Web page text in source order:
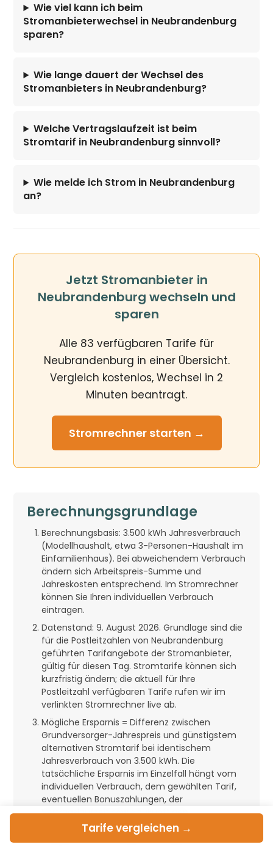
Wie viel kann ich beim
Stromanbieterwechsel in Neubrandenburg
sparen?
Wie lange dauert der Wechsel des
Stromanbieters in Neubrandenburg?
Welche Vertragslaufzeit ist beim
Stromtarif in Neubrandenburg sinnvoll?
Wie melde ich Strom in Neubrandenburg
an?
Jetzt Stromanbieter in
Neubrandenburg wechseln und
sparen
Alle 83 verfügbaren Tarife für
Neubrandenburg in einer Übersicht.
Vergleich kostenlos, Wechsel in 2
Minuten beantragt.
Stromrechnerstarten →
Berechnungsgrundlage
Berechnungsbasis: 3.500 kWh Jahresverbrauch
(Modellhaushalt, etwa 3-Personen-Haushalt im
Einfamilienhaus). Bei abweichendem Verbrauch
ändern sich Arbeitspreis-Summe und
Jahreskosten entsprechend. Im Stromrechner
können Sie Ihren individuellen Verbrauch
eintragen.
Datenstand: 9. August 2026. Grundlage sind die
für die Postleitzahlen von Neubrandenburg
geführten Tarifangebote der Stromanbieter,
gültig für diesen Tag. Stromtarife können sich
kurzfristig ändern; die aktuell für Ihre
Postleitzahl verfügbaren Tarife rufen wir im
verlinkten Stromrechner live ab.
Mögliche Ersparnis = Differenz zwischen
Grundversorger-Jahrespreis und günstigstem
alternativen Stromtarif bei identischem
Jahresverbrauch von 3.500 kWh. Die
tatsächliche Ersparnis im Einzelfall hängt vom
individuellen Verbrauch, dem gewählten Tarif,
eventuellen Bonuszahlungen, der
Vertragslaufzeit sowie zukünftigen
Preisänderungen ab und kann von der hier
ausgewiesenen Modellrechnung abweichen.
Tarifevergleichen →